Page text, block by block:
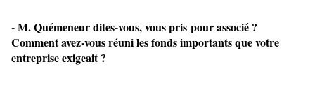
- M. Quémeneur dites-vous, vous pris pour associé ?
Comment avez-vous réuni les fonds importants que votre
entreprise exigeait ?